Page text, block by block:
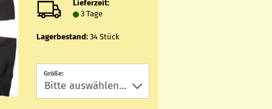
Lieferzeit:
3 Tage
Lagerbestand: 34Stück
Größe: